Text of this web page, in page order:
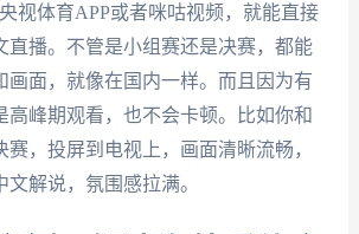
视体育APP或者咪咕视频，就能直接
直播。不管是小组赛还是决赛，都能
画面，就像在国内一样。而且因为有
高峰期观看，也不会卡顿。比如你和
赛，投屏到电视上，画面清晰流畅，
解说，氛围感拉满。